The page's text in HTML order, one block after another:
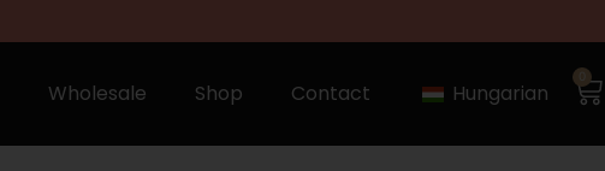
Wholesale Shop Contact Hungarian